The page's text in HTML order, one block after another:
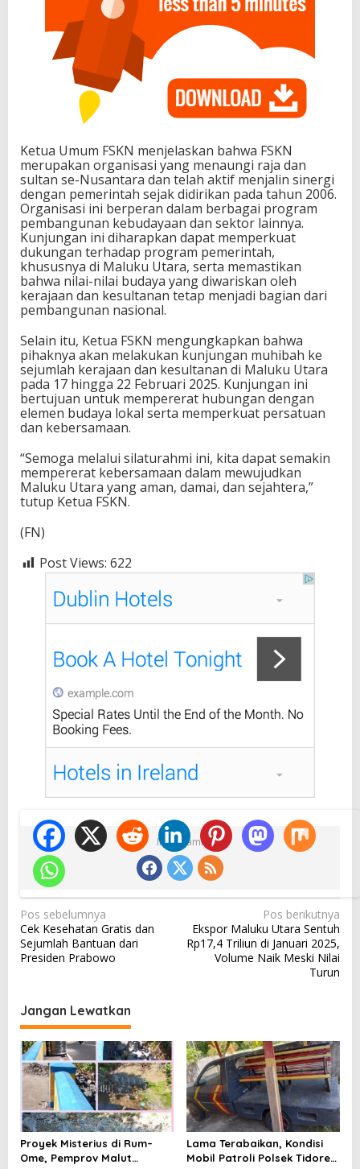
Ketua Umum FSKN menjelaskan bahwa FSKN
merupakan organisasi yang menaungi raja dan
sultan se-Nusantara dan telah aktif menjalin sinergi
dengan pemerintah sejak didirikan pada tahun 2006.
Organisasi ini berperan dalam berbagai program
pembangunan kebudayaan dan sektor lainnya.
Kunjungan ini diharapkan dapat memperkuat
dukungan terhadap program pemerintah,
khususnya di Maluku Utara, serta memastikan
bahwa nilai-nilai budaya yang diwariskan oleh
kerajaan dan kesultanan tetap menjadi bagian dari
pembangunan nasional.
Selain itu, Ketua FSKN mengungkapkan bahwa
pihaknya akan melakukan kunjungan muhibah ke
sejumlah kerajaan dan kesultanan di Maluku Utara
pada 17 hingga 22 Februari 2025. Kunjungan ini
bertujuan untuk mempererat hubungan dengan
elemen budaya lokal serta memperkuat persatuan
dan kebersamaan.
“Semoga melalui silaturahmi ini, kita dapat semakin
mempererat kebersamaan dalam mewujudkan
Maluku Utara yang aman, damai, dan sejahtera,”
tutup Ketua FSKN.
(FN)
Post Views: 622
Ikuti Kami
N
a
v
g
a
s
i
p
o
s
Pos sebelumnya
Cek Kesehatan Gratis dan
Sejumlah Bantuan dari
Presiden Prabowo
Pos berikutnya
Ekspor Maluku Utara Sentuh
Rp17,4 Triliun di Januari 2025,
Volume Naik Meski Nilai
Turun
Jangan Lewatkan
Proyek Misterius di Rum–
Ome, Pemprov Malut
Lama Terabaikan, Kondisi
Mobil Patroli Polsek Tidore